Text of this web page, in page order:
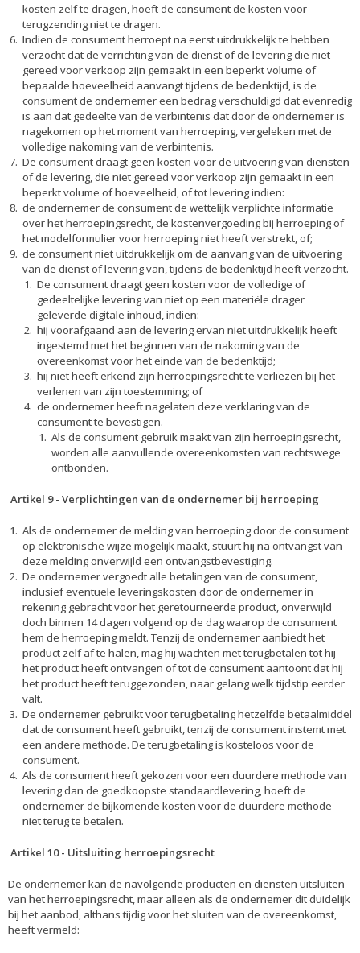
kosten zelf te dragen, hoeft de consument de kosten voor
terugzending niet te dragen.
Indien de consument herroept na eerst uitdrukkelijk te hebben
verzocht dat de verrichting van de dienst of de levering die niet
gereed voor verkoop zijn gemaakt in een beperkt volume of
bepaalde hoeveelheid aanvangt tijdens de bedenktijd, is de
consument de ondernemer een bedrag verschuldigd dat evenredig
is aan dat gedeelte van de verbintenis dat door de ondernemer is
nagekomen op het moment van herroeping, vergeleken met de
volledige nakoming van de verbintenis.
De consument draagt geen kosten voor de uitvoering van diensten
of de levering, die niet gereed voor verkoop zijn gemaakt in een
beperkt volume of hoeveelheid, of tot levering indien:
de ondernemer de consument de wettelijk verplichte informatie
over het herroepingsrecht, de kostenvergoeding bij herroeping of
het modelformulier voor herroeping niet heeft verstrekt, of;
de consument niet uitdrukkelijk om de aanvang van de uitvoering
van de dienst of levering van, tijdens de bedenktijd heeft verzocht.
De consument draagt geen kosten voor de volledige of
gedeeltelijke levering van niet op een materiële drager
geleverde digitale inhoud, indien:
hij voorafgaand aan de levering ervan niet uitdrukkelijk heeft
ingestemd met het beginnen van de nakoming van de
overeenkomst voor het einde van de bedenktijd;
hij niet heeft erkend zijn herroepingsrecht te verliezen bij het
verlenen van zijn toestemming; of
de ondernemer heeft nagelaten deze verklaring van de
consument te bevestigen.
Als de consument gebruik maakt van zijn herroepingsrecht,
worden alle aanvullende overeenkomsten van rechtswege
ontbonden.
Artikel 9 - Verplichtingen van de ondernemer bij herroeping
Als de ondernemer de melding van herroeping door de consument
op elektronische wijze mogelijk maakt, stuurt hij na ontvangst van
deze melding onverwijld een ontvangstbevestiging.
De ondernemer vergoedt alle betalingen van de consument,
inclusief eventuele leveringskosten door de ondernemer in
rekening gebracht voor het geretourneerde product, onverwijld
doch binnen 14 dagen volgend op de dag waarop de consument
hem de herroeping meldt. Tenzij de ondernemer aanbiedt het
product zelf af te halen, mag hij wachten met terugbetalen tot hij
het product heeft ontvangen of tot de consument aantoont dat hij
het product heeft teruggezonden, naar gelang welk tijdstip eerder
valt.
De ondernemer gebruikt voor terugbetaling hetzelfde betaalmiddel
dat de consument heeft gebruikt, tenzij de consument instemt met
een andere methode. De terugbetaling is kosteloos voor de
consument.
Als de consument heeft gekozen voor een duurdere methode van
levering dan de goedkoopste standaardlevering, hoeft de
ondernemer de bijkomende kosten voor de duurdere methode
niet terug te betalen.
Artikel 10- Uitsluiting herroepingsrecht
De ondernemer kan de navolgende producten en diensten uitsluiten
van het herroepingsrecht, maar alleen als de ondernemer dit duidelijk
bij het aanbod, althans tijdig voor het sluiten van de overeenkomst,
heeft vermeld: